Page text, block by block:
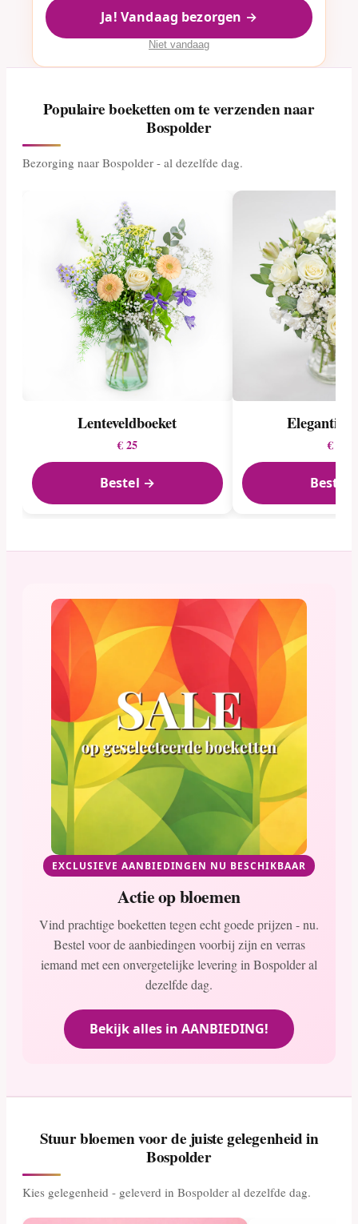
Ja! Vandaag bezorgen →
Niet vandaag
Populaire boeketten om te verzenden naar
Bospolder
Bezorging naar Bospolder - al dezelfde dag.
Lenteveldboeket
€ 25
Bestel →
Elegantie
€ 20
Bestel
EXCLUSIEVE AANBIEDINGEN NU BESCHIKBAAR
Actie op bloemen
Vind prachtige boeketten tegen echt goede prijzen - nu.
Bestel voor de aanbiedingen voorbij zijn en verras
iemand met een onvergetelijke levering in Bospolder al
dezelfde dag.
Bekijk alles in AANBIEDING!
Stuur bloemen voor de juiste gelegenheid in
Bospolder
Kies gelegenheid - geleverd in Bospolder al dezelfde dag.